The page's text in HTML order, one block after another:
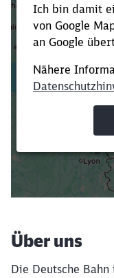
Verkürze
Über uns
Die Deutsche